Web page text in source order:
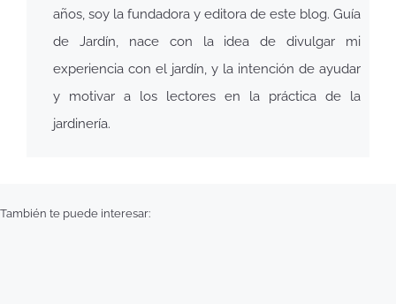
años, soy la fundadora y editora de este blog. Guía
de Jardín, nace con la idea de divulgar mi
experiencia con el jardín, y la intención de ayudar
y motivar a los lectores en la práctica de la
jardinería.
También te puede interesar: